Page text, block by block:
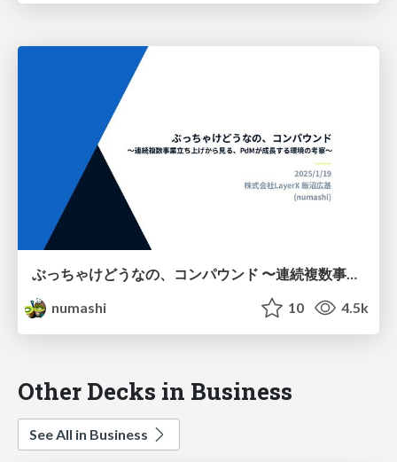
numashi
10 4.5k
Other Decks in Business
See All in Business